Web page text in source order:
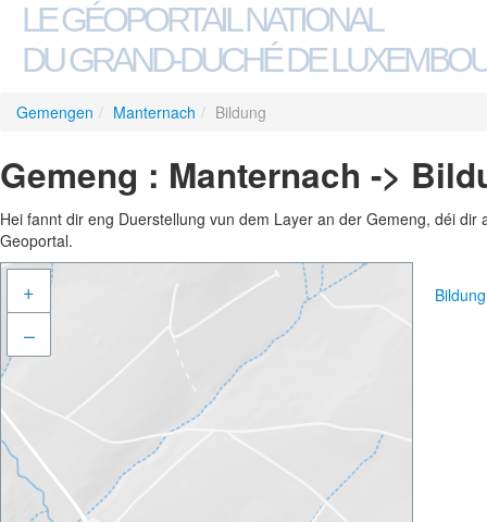
LE GÉOPORTAIL NATIONAL
DU GRAND-DUCHÉ DE
Gemengen / Manternach / Bildung
Gemeng : Manternach ->
Hei fannt dir eng Duerstellung vun dem Layer an der Gemeng, déi
Geoportal.
+
–